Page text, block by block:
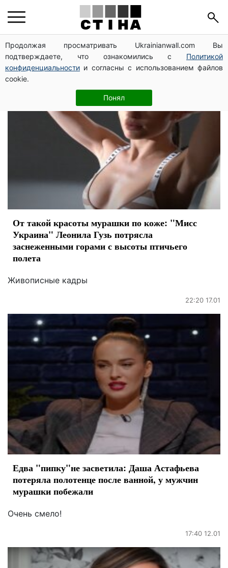
Продолжая просматривать Ukrainianwall.com Вы
подтверждаете, что ознакомились с Политикой
конфиденциальности и согласны с использованием файлов
cookie.
Понял
модель
От такой красоты мурашки по коже: "Мисс
Украина" Леонила Гузь потрясла
заснеженными горами с высоты птичьего
полета
Живописные кадры
22:20 17.01
Едва "пипку"не засветила: Даша Астафьева
потеряла полотенце после ванной, у мужчин
мурашки побежали
Очень смело!
17:40 12.01